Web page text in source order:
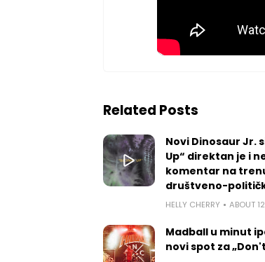
Related Posts
Novi Dinosaur Jr.
Up“ direktan je i
komentar na
društveno-
HELLY CHERRY ABOUT
Madball u minut
novi spot za